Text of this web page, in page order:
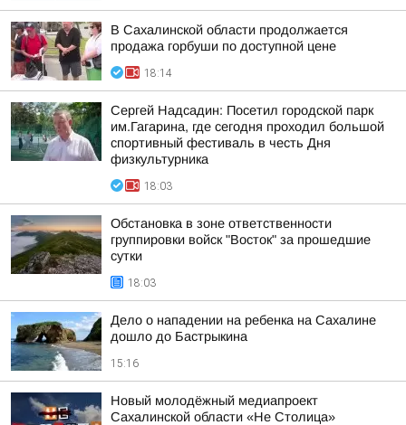
В Сахалинской области продолжается
продажа горбуши по доступной цене
18:14
Сергей Надсадин: Посетил городской парк
им.Гагарина, где сегодня проходил большой
спортивный фестиваль в честь Дня
физкультурника
18:03
Обстановка в зоне ответственности
группировки войск "Восток" за прошедшие
сутки
18:03
Дело о нападении на ребенка на Сахалине
дошло до Бастрыкина
15:16
Новый молодёжный медиапроект
Сахалинской области «Не Столица»